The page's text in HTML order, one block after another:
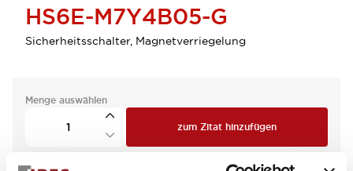
HS6E-M7Y4B05-G
Sicherheitsschalter, Magnetverriegelung
Menge auswählen
zum Zitat hinzufügen